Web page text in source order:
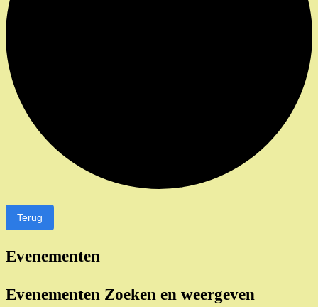
Terug
Evenementen
Evenementen Zoeken en weergeven